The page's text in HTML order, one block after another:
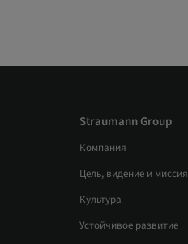
Straumann Group
Компания
Цель, видение и миссия
Культура
Устойчивое развитие